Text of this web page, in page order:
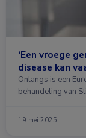
‘Een vroege
disease kan
Onlangs is een
behandeling van
19 mei 2025